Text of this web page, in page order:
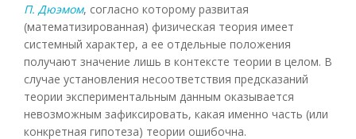
П. Дюэмом, согласно которому развитая
(математизированная) физическая теория имеет
системный характер, а ее отдельные положения
получают значение лишь в контексте теории в целом. В
случае установления несоответствия предсказаний
теории экспериментальным данным оказывается
невозможным зафиксировать, какая именно часть (или
конкретная гипотеза) теории ошибочна.